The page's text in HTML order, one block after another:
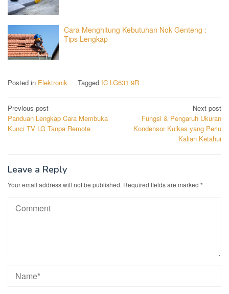
Cara Menghitung Kebutuhan Nok Genteng :
Tips Lengkap
Posted in Elektronik Tagged IC LG631 9R
Post
navigation
Previous post
Panduan Lengkap Cara Membuka
Kunci TV LG Tanpa Remote
Next post
Fungsi & Pengaruh Ukuran
Kondensor Kulkas yang Perlu
Kalian Ketahui
Leave a Reply
Your email address will not be published. Required fields are marked *